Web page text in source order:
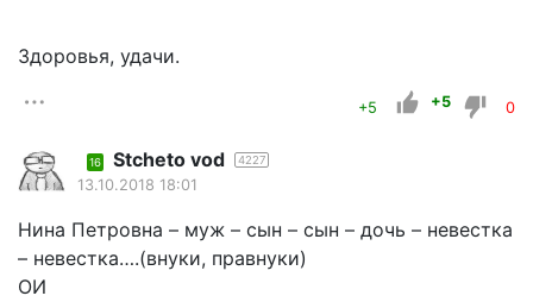
Здоровья, удачи.
+5 +5 0
16 Stcheto vod 4227
13.10.2018 18:01
Нина Петровна – муж – сын – сын – дочь – невестка
– невестка….(внуки, правнуки)
ОИ